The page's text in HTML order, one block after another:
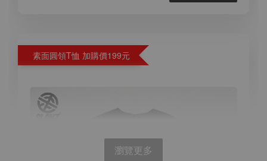
素面圓領T恤 加購價199元
瀏覽更多